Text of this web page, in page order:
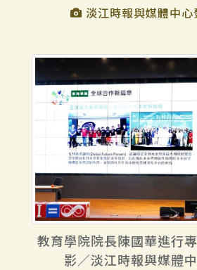
淡江時報與媒體中
教育學院院長陳國華進行
影／淡江時報與媒體中